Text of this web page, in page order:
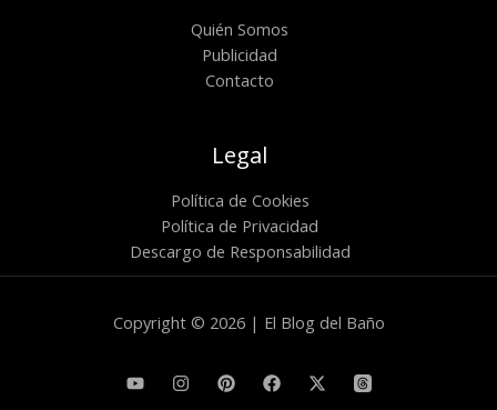
Quién Somos
Publicidad
Contacto
Legal
Política de Cookies
Política de Privacidad
Descargo de Responsabilidad
Copyright © 2026 | El Blog del Baño